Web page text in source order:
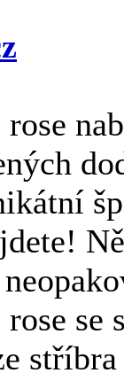
se
stříbra